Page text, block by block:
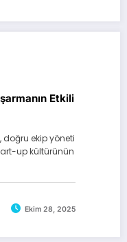
Etkili
doğru ekip yöneti
up kültürünün
Ekim 28, 2025